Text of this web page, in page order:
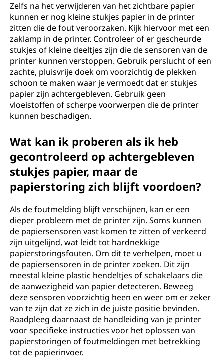
Zelfs na het verwijderen van het zichtbare papier
kunnen er nog kleine stukjes papier in de printer
zitten die de fout veroorzaken. Kijk hiervoor met een
zaklamp in de printer. Controleer of er gescheurde
stukjes of kleine deeltjes zijn die de sensoren van de
printer kunnen verstoppen. Gebruik perslucht of een
zachte, pluisvrije doek om voorzichtig de plekken
schoon te maken waar je vermoedt dat er stukjes
papier zijn achtergebleven. Gebruik geen
vloeistoffen of scherpe voorwerpen die de printer
kunnen beschadigen.
Wat kan ik proberen als ik heb
gecontroleerd op achtergebleven
stukjes papier, maar de
papierstoring zich blijft voordoen?
Als de foutmelding blijft verschijnen, kan er een
dieper probleem met de printer zijn. Soms kunnen
de papiersensoren vast komen te zitten of verkeerd
zijn uitgelijnd, wat leidt tot hardnekkige
papierstoringsfouten. Om dit te verhelpen, moet u
de papiersensoren in de printer zoeken. Dit zijn
meestal kleine plastic hendeltjes of schakelaars die
de aanwezigheid van papier detecteren. Beweeg
deze sensoren voorzichtig heen en weer om er zeker
van te zijn dat ze zich in de juiste positie bevinden.
Raadpleeg daarnaast de handleiding van je printer
voor specifieke instructies voor het oplossen van
papierstoringen of foutmeldingen met betrekking
tot de papierinvoer.